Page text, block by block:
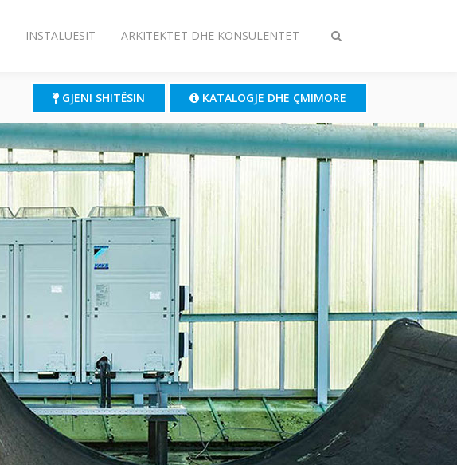
Ndrysho
INSTALUESIT ARKITEKTËT DHE KONSULENTËT
GJENI SHITËSIN KATALOGJE DHE ÇMIMORE